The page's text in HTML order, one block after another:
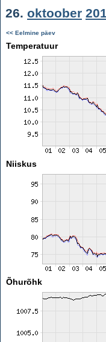
26. oktoober
<< Eelmine päev
Temperatuur
Niiskus
Õhurõhk